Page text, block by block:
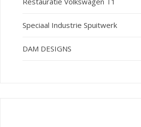
Speciaal Industrie Spuitwerk
DAM DESIGNS